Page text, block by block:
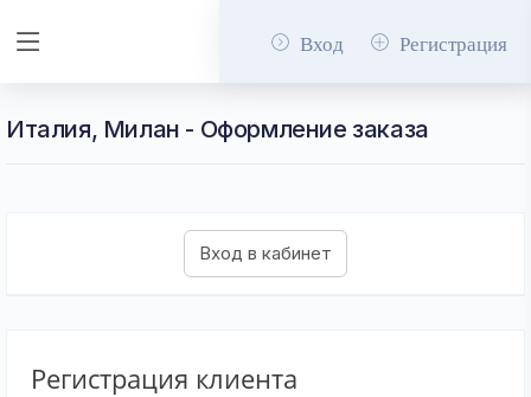
Вход Регистрация
Италия, Милан - Оформление заказа
Регистрация клиента